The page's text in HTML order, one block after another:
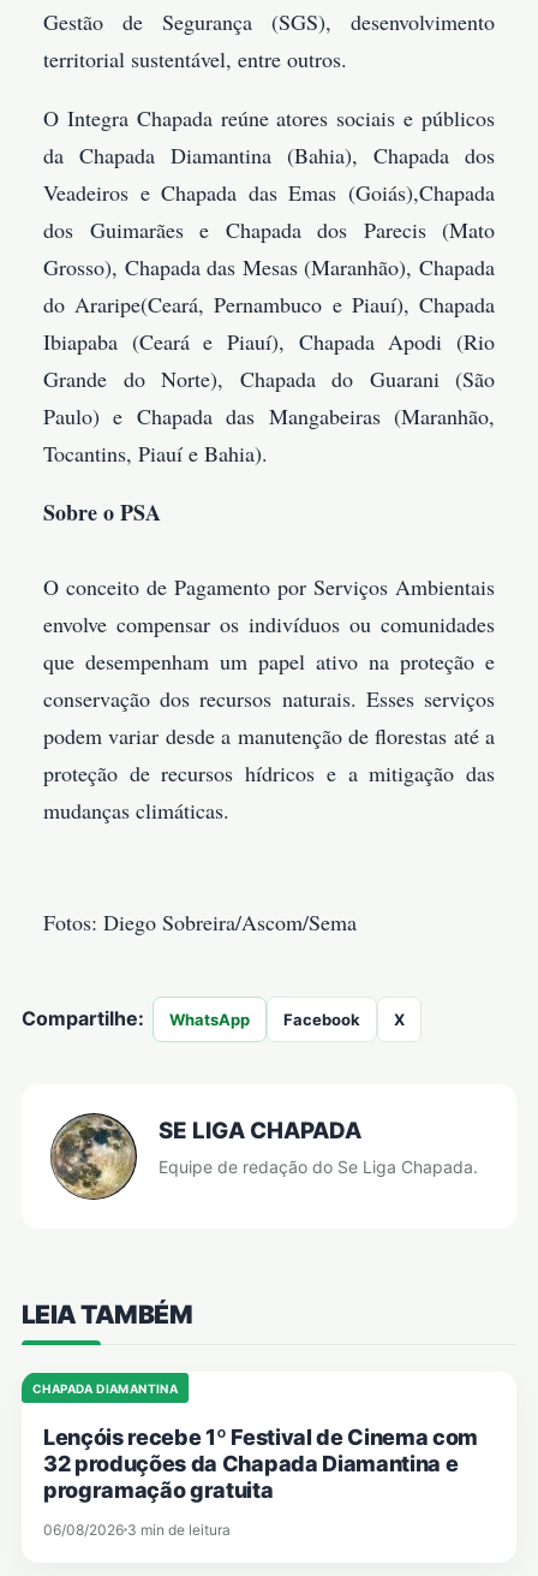
Gestão de Segurança (SGS), desenvolvimento
territorial sustentável, entre outros.
O Integra Chapada reúne atores sociais e públicos
da Chapada Diamantina (Bahia), Chapada dos
Veadeiros e Chapada das Emas (Goiás),Chapada
dos Guimarães e Chapada dos Parecis (Mato
Grosso), Chapada das Mesas (Maranhão), Chapada
do Araripe(Ceará, Pernambuco e Piauí), Chapada
Ibiapaba (Ceará e Piauí), Chapada Apodi (Rio
Grande do Norte), Chapada do Guarani (São
Paulo) e Chapada das Mangabeiras (Maranhão,
Tocantins, Piauí e Bahia).
Sobre o PSA
O conceito de Pagamento por Serviços Ambientais
envolve compensar os indivíduos ou comunidades
que desempenham um papel ativo na proteção e
conservação dos recursos naturais. Esses serviços
podem variar desde a manutenção de florestas até a
proteção de recursos hídricos e a mitigação das
mudanças climáticas.
Fotos: Diego Sobreira/Ascom/Sema
Compartilhe: WhatsApp Facebook X
SE LIGA CHAPADA
Equipe de redação do Se Liga Chapada.
LEIA TAMBÉM
CHAPADA DIAMANTINA
Lençóis recebe 1º Festival de Cinema com
32 produções da Chapada Diamantina e
programação gratuita
06/08/2026 3 min de leitura